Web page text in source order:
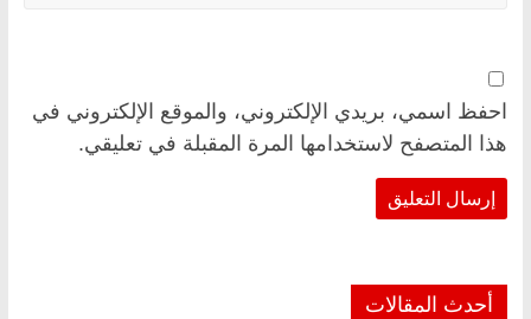
احفظ اسمي، بريدي الإلكتروني، والموقع الإلكتروني في
هذا المتصفح لاستخدامها المرة المقبلة في تعليقي.
أحدث المقالات